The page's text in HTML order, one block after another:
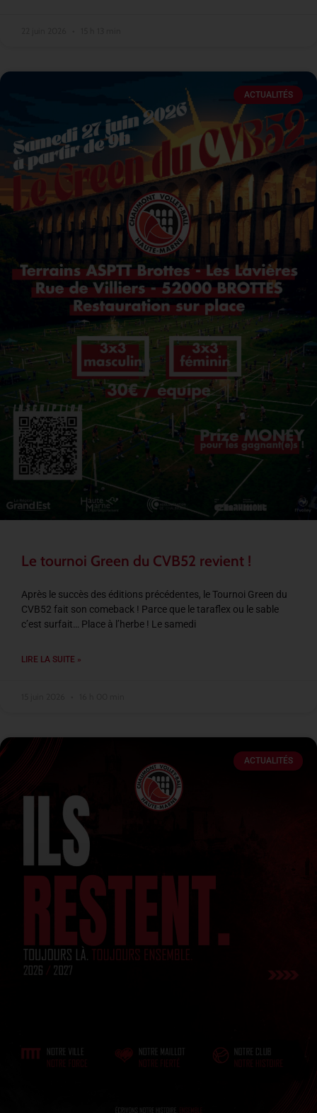
ACTUALITÉS
Le tournoi Green du CVB52 revient !
Après le succès des éditions précédentes, le Tournoi Green du
CVB52 fait son comeback ! Parce que le taraflex ou le sable
c’est surfait… Place à l’herbe ! Le samedi
LIRE LA SUITE »
ACTUALITÉS